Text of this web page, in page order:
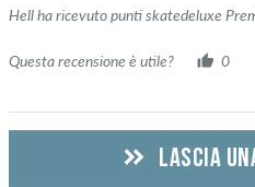
ordini. Per le recensioni senza
effettivamente posseduto
Hell ha ricevuto punti skatedeluxe
Questa recensione è utile? 0
LASCIA